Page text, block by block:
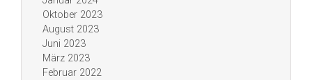
Oktober 2023
August 2023
Juni 2023
März 2023
Februar 2022